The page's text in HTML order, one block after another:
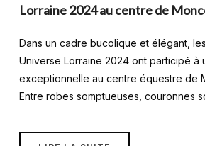
Lorraine 2024 au centre de
Dans un cadre bucolique et élégant,
Universe Lorraine 2024 ont participé à
exceptionnelle au centre équestre de
Entre robes somptueuses, couronnes